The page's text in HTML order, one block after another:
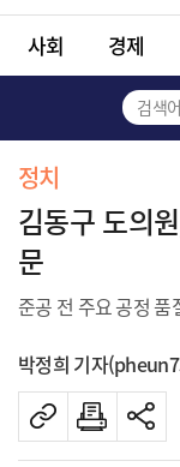
사회 경제
정치
김동구 도의
문
준공 전 주요 공정 품
박정희 기자